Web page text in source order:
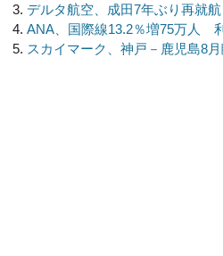
デルタ航空、成田7年ぶり再就
ANA、国際線13.2％増75万人
スカイマーク、神戸－鹿児島8